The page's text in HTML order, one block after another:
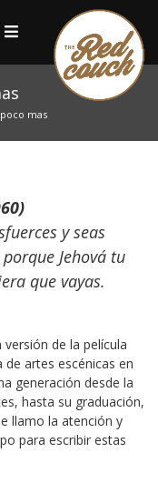
mas
y seas
Jehová tu
que vayas.
de la película
de artes escénicas en
generación desde la
hasta su graduación,
llamo la atención y
para escribir estas